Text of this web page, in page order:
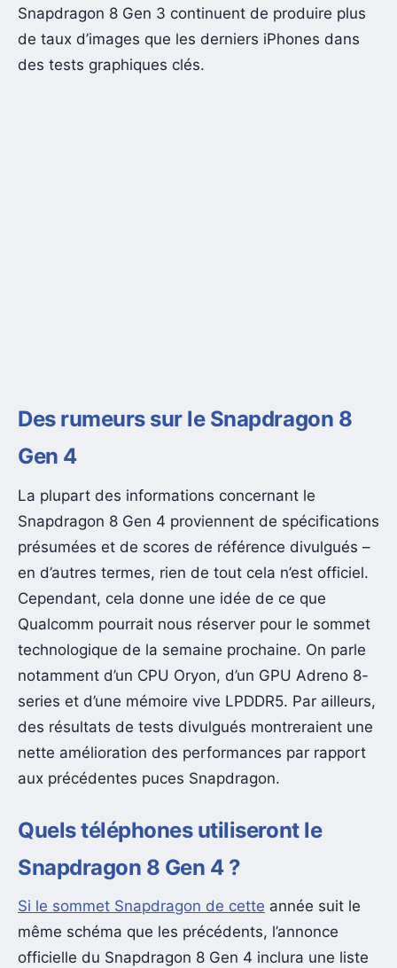
Snapdragon 8 Gen 3 continuent de produire plus
de taux d’images que les derniers iPhones dans
des tests graphiques clés.
Des rumeurs sur le Snapdragon 8
Gen 4
La plupart des informations concernant le
Snapdragon 8 Gen 4 proviennent de spécifications
présumées et de scores de référence divulgués –
en d’autres termes, rien de tout cela n’est officiel.
Cependant, cela donne une idée de ce que
Qualcomm pourrait nous réserver pour le sommet
technologique de la semaine prochaine. On parle
notamment d’un CPU Oryon, d’un GPU Adreno 8-
series et d’une mémoire vive LPDDR5. Par ailleurs,
des résultats de tests divulgués montreraient une
nette amélioration des performances par rapport
aux précédentes puces Snapdragon.
Quels téléphones utiliseront le
Snapdragon 8 Gen 4 ?
Si le sommet Snapdragon de cette année suit le
même schéma que les précédents, l’annonce
officielle du Snapdragon 8 Gen 4 inclura une liste